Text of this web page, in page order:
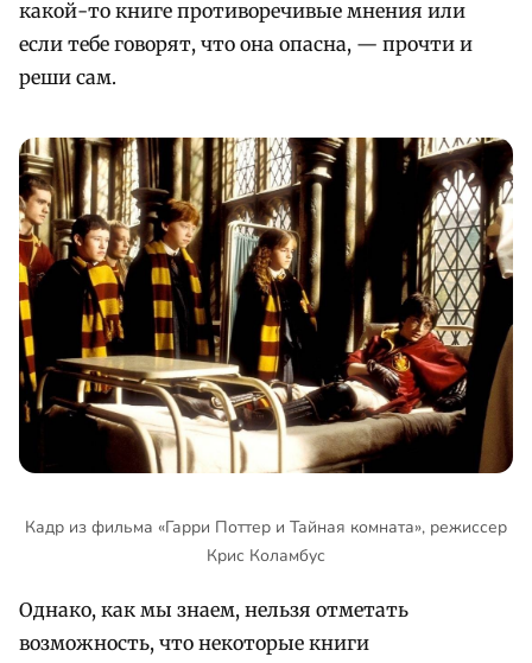
какой-то книге противоречивые мнения или
если тебе говорят, что она опасна, — прочти и
реши сам.
Кадр из фильма «Гарри Поттер и Тайная комната», режиссер
Крис Коламбус
Однако, как мы знаем, нельзя отметать
возможность, что некоторые книги